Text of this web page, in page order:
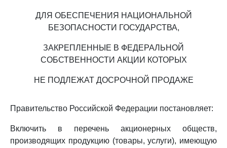
ДЛЯ ОБЕСПЕЧЕНИЯ НАЦИОНАЛЬНОЙ
БЕЗОПАСНОСТИ ГОСУДАРСТВА,
ЗАКРЕПЛЕННЫЕ В ФЕДЕРАЛЬНОЙ
СОБСТВЕННОСТИ АКЦИИ КОТОРЫХ
НЕ ПОДЛЕЖАТ ДОСРОЧНОЙ ПРОДАЖЕ
Правительство Российской Федерации постановляет:
Включить в перечень акционерных обществ,
производящих продукцию (товары, услуги), имеющую